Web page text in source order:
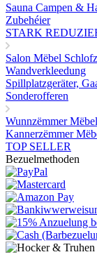
Sauna Campen &
Zubehéier
STARK
Salon Mëbel
Wandverkleedung
Spillplatzgeräter,
Sonderofferen
Wunnzëmmer Mëbel
Kannerzëmmer
TOP SELLER
Bezuelmethoden